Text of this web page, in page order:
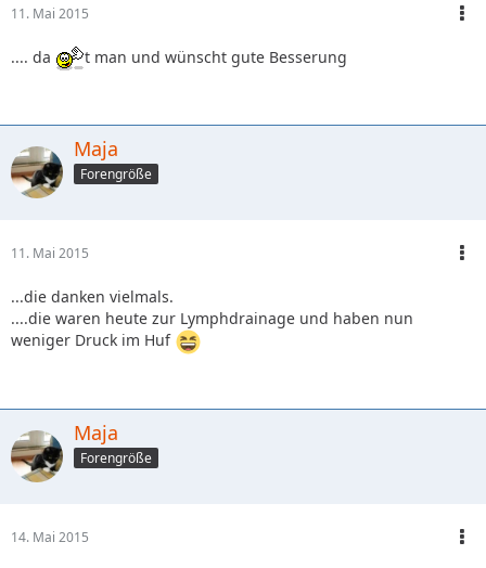
11. Mai 2015
.... da t man und wünscht gute Besserung
Maja
Forengröße
11. Mai 2015
...die danken vielmals.
....die waren heute zur Lymphdrainage und haben nun
weniger Druck im Huf
Maja
Forengröße
14. Mai 2015